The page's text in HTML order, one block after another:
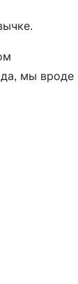
мы вроде